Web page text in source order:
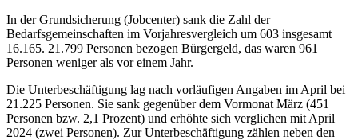
In der Grundsicherung (Jobcenter) sank die Zahl der
Bedarfsgemeinschaften im Vorjahresvergleich um 603 insgesamt
16.165. 21.799 Personen bezogen Bürgergeld, das waren 961
Personen weniger als vor einem Jahr.
Die Unterbeschäftigung lag nach vorläufigen Angaben im April bei
21.225 Personen. Sie sank gegenüber dem Vormonat März (451
Personen bzw. 2,1 Prozent) und erhöhte sich verglichen mit April
2024 (zwei Personen). Zur Unterbeschäftigung zählen neben den